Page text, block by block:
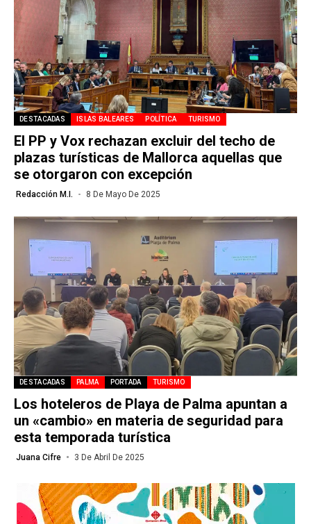
DESTACADAS ISLAS BALEARES POLÍTICA TURISMO
El PP y Vox rechazan excluir del techo de
plazas turísticas de Mallorca aquellas que
se otorgaron con excepción
Redacción M.I. 8 De Mayo De 2025
DESTACADAS PALMA PORTADA TURISMO
Los hoteleros de Playa de Palma apuntan a
un «cambio» en materia de seguridad para
esta temporada turística
Juana Cifre 3 De Abril De 2025